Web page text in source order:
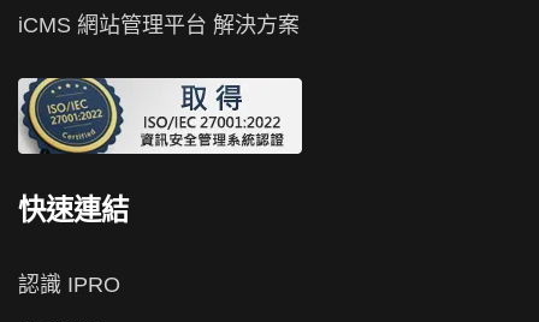
iCMS 網站管理平台 解決方案
快速連結
認識 IPRO